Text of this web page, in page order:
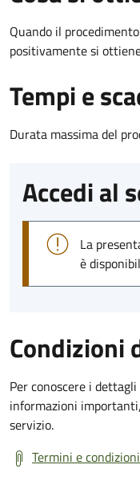
Quando il
positivamente si
Tempi e
Durata massima del
Accedi al
La
è
Condizioni
Per conoscere i
informazioni
servizio.
Termini e